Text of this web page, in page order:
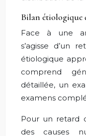
Bilan étiologique
Face à une
s’agisse d’un
étiologique
comprend
détaillée, un
examens
Pour un retard
des causes